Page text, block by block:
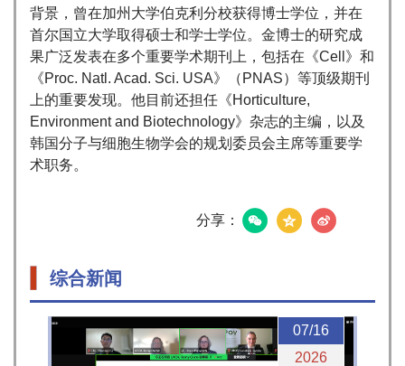
背景，曾在加州大学伯克利分校获得博士学位，并在
首尔国立大学取得硕士和学士学位。金博士的研究成
果广泛发表在多个重要学术期刊上，包括在《Cell》和
《Proc. Natl. Acad. Sci. USA》（PNAS）等顶级期刊
上的重要发现。他目前还担任《Horticulture,
Environment and Biotechnology》杂志的主编，以及
韩国分子与细胞生物学会的规划委员会主席等重要学
术职务。
分享：
综合新闻
07/16
2026